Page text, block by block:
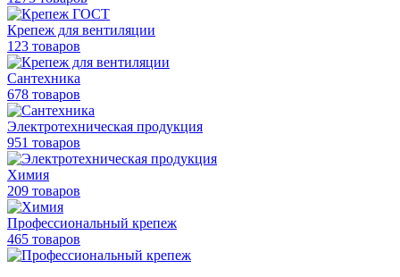
Крепеж для вентиляции
123 товаров
Сантехника
678 товаров
Электротехническая продукция
951 товаров
Химия
209 товаров
Профессиональный крепеж
465 товаров